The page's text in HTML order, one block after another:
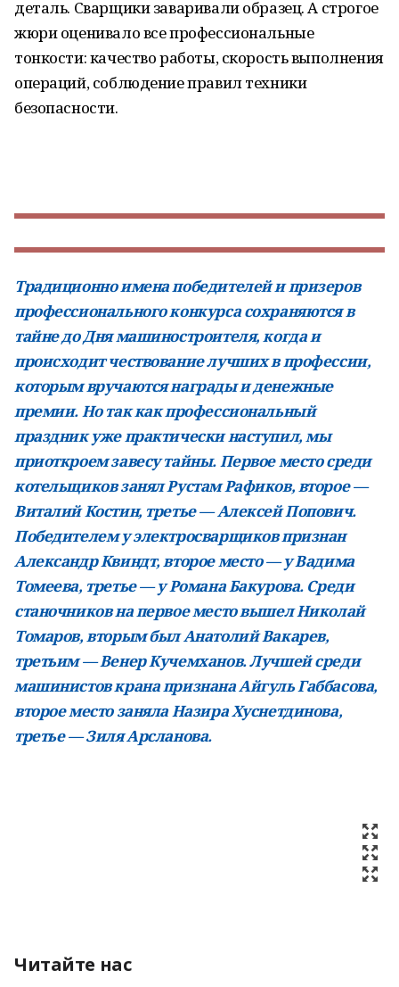
деталь. Сварщики заваривали образец. А строгое
жюри оценивало все профессиональные
тонкости: качество работы, скорость выполнения
операций, соблюдение правил техники
безопасности.
Традиционно имена победителей и призеров
профессионального конкурса сохраняются в
тайне до Дня машиностроителя, когда и
происходит чествование лучших в профессии,
которым вручаются награды и денежные
премии. Но так как профессиональный
праздник уже практически наступил,мы
приоткроем завесу тайны. Первое место среди
котельщиков занял Рустам Рафиков, второе —
Виталий Костин, третье — Алексей Попович.
Победителем у электросварщиков признан
АлександрКвиндт, второе место — у Вадима
Томеева, третье — у Романа Бакурова. Среди
станочников напервое место вышел Николай
Томаров, вторым был Анатолий Вакарев,
третьим — Венер Кучемханов. Лучшей среди
машинистов крана признана Айгуль Габбасова,
второе место заняла НазираХуснетдинова,
третье — Зиля Арсланова.
Читайте нас